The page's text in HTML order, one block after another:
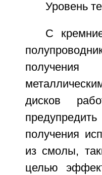
Уровень
С
получения
дисков
получения
из смолы,
целью